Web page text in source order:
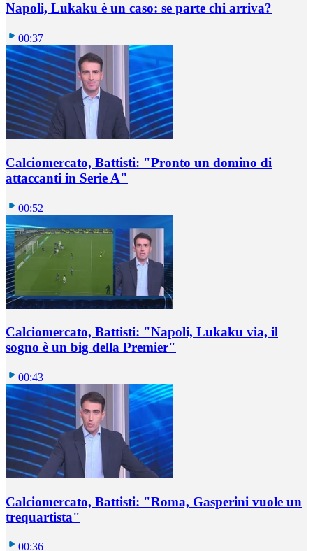
Napoli, Lukaku è un caso: se parte chi arriva?
00:37
Calciomercato, Battisti: "Pronto un domino di
attaccanti in Serie A"
00:52
Calciomercato, Battisti: "Napoli, Lukaku via, il
sogno è un big della Premier"
00:43
Calciomercato, Battisti: "Roma, Gasperini vuole un
trequartista"
00:36